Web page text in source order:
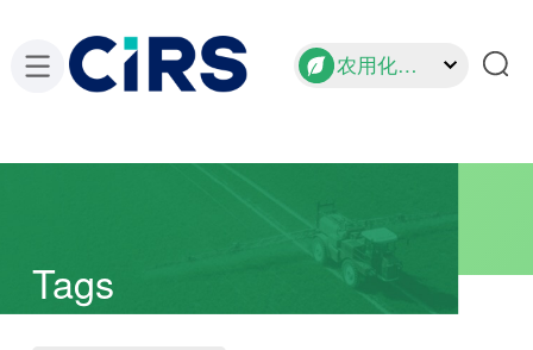
农用化学品
Tags